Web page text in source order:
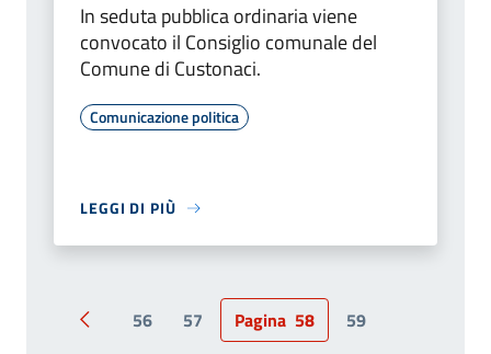
In seduta pubblica ordinaria viene
convocato il Consiglio comunale del
Comune di Custonaci.
Comunicazione politica
LEGGI DI PIÙ
Pagina precedente
56 57 Pagina 58
59